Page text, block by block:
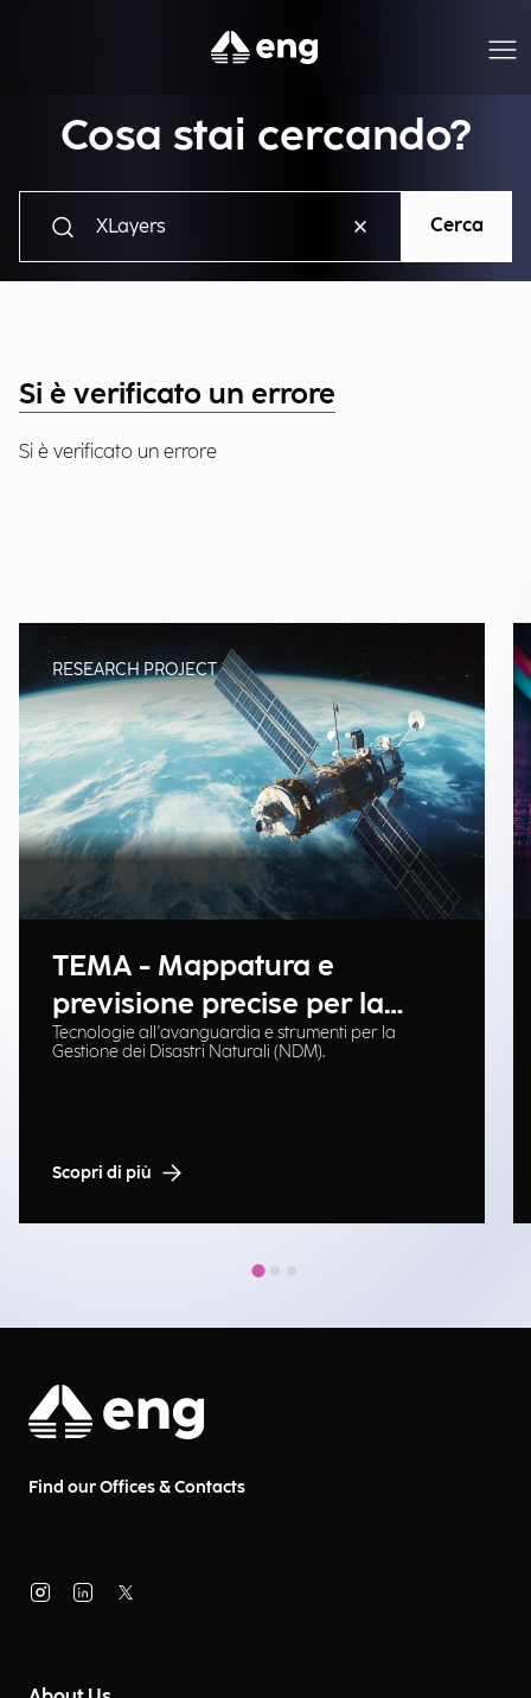
Cosa stai cercando?
Cerca
Si è verificato un errore
Si è verificato un errore
RESEARCH PROJECT
TEMA - Mappatura e
previsione precise per la
gestione delle emergenze
Tecnologie all'avanguardia e strumenti per la
Gestione dei Disastri Naturali (NDM).
Scopri di più
Find our Offices & Contacts